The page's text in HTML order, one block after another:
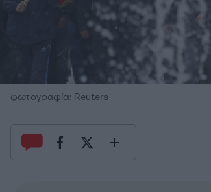
φωτογραφία: Reuters